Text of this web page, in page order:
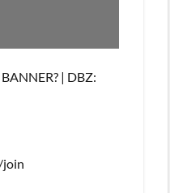
| DBZ:
join